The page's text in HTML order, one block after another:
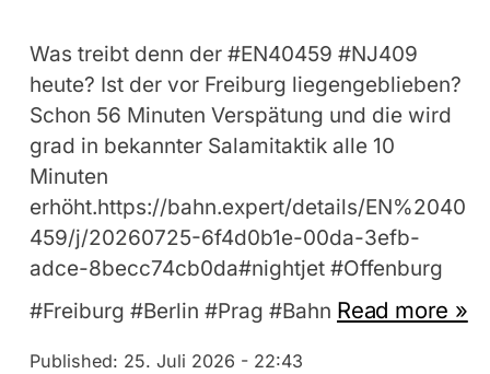
Was treibt denn der #EN40459 #NJ409
heute? Ist der vor Freiburg liegengeblieben?
Schon 56 Minuten Verspätung und die wird
grad in bekannter Salamitaktik alle 10
Minuten
erhöht.https://bahn.expert/details/EN%2040
459/j/20260725-6f4d0b1e-00da-3efb-
adce-8becc74cb0da#nightjet #Offenburg
#Freiburg #Berlin #Prag #Bahn Read more »
Published: 25. Juli 2026 - 22:43